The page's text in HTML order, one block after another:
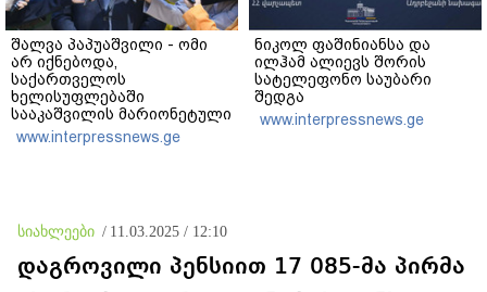
შალვა პაპუაშვილი - ომი
არ იქნებოდა,
საქართველოს
ხელისუფლებაში
სააკაშვილის მარიონეტული
რეჟიმის ნაცვლად
„ქართული ოცნების“
უკრაინის ომი იქნებოდა
www.interpressnews.ge
ნიკოლ ფაშინიანსა და
ილჰამ ალიევს შორის
სატელეფონო საუბარი
შედგა
www.interpressnews.ge
სიახლეები / 11.03.2025 / 12:10
დაგროვილი პენსიით 17 085-მა პირმა